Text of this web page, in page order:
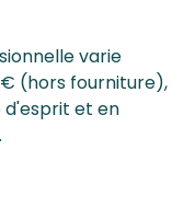
varie
(hors fourniture),
d'esprit et en